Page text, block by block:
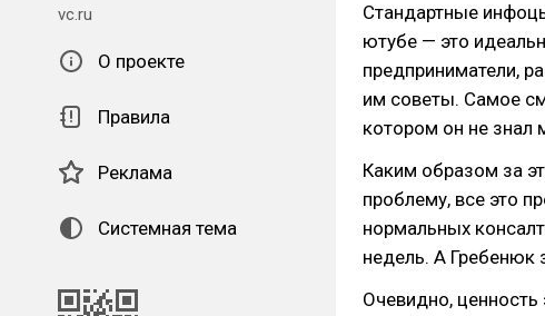
vc.ru
О проекте
Правила
Реклама
Системная тема
Стандартные
ютубе — это
предприниматели,
им советы. Самое
котором он не знал
Каким образом за
проблему, все это
нормальных
недель. А Гребенюк
Очевидно, ценность